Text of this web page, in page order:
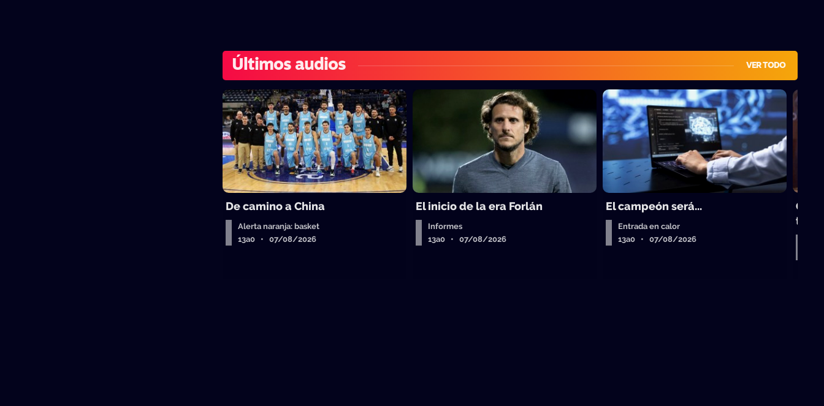
Últimos audios VER TODO
De camino a China
Alerta naranja: basket
13a0 • 07/08/2026
El inicio de la era Forlán
Informes
13a0 • 07/08/2026
El campeón será...
Entrada en calor
13a0 • 07/08/2026